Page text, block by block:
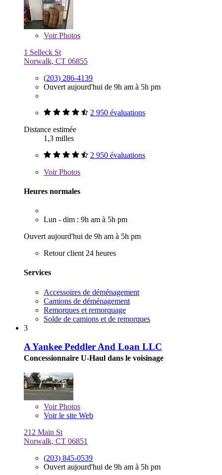
VoirPhotos
1 Selleck St
Norwalk, CT 06855
(203) 286-4139
Ouvert aujourd'hui de 9h am à 5h pm
2 950 évaluations
Distance estimée
1,3 milles
2 950 évaluations
VoirPhotos
Heures normales
Lun - dim : 9h am à 5h pm
Ouvert aujourd'hui de 9h am à 5h pm
Retour client 24 heures
Services
Accessoires de déménagement
Camions de déménagement
Remorques et remorquage
Solde de camions et de remorques
3
A Yankee Peddler And Loan LLC
Concessionnaire U-Haul dans le voisinage
VoirPhotos
Voir le site Web
212 Main St
Norwalk, CT 06851
(203) 845-0539
Ouvert aujourd'hui de 9h am à 5h pm